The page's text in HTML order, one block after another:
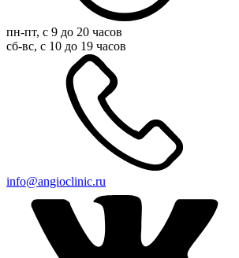
пн-пт, с 9 до 20 часов
сб-вс, с 10 до 19 часов
info@angioclinic.ru